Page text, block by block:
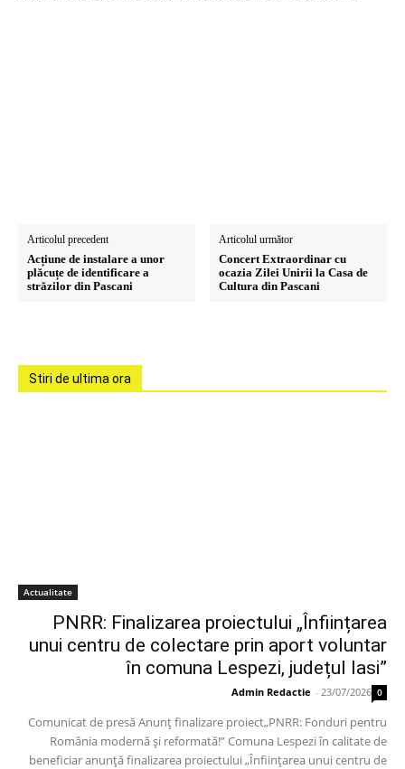
Articolul precedent
Acțiune de instalare a unor
plăcuțe de identificare a
străzilor din Pascani
Articolul următor
Concert Extraordinar cu
ocazia Zilei Unirii la Casa de
Cultura din Pascani
Stiri de ultima ora
Actualitate
PNRR: Finalizarea proiectului „Înființarea
unui centru de colectare prin aport voluntar
în comuna Lespezi, județul Iasi”
Admin Redactie - 23/07/2026 0
Comunicat de presă Anunț finalizare proiect„PNRR: Fonduri pentru
România modernă și reformată!” Comuna Lespezi în calitate de
beneficiar anunță finalizarea proiectului „Înființarea unui centru de